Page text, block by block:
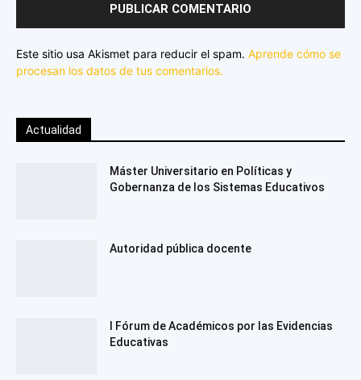
Este sitio usa Akismet para reducir el spam. Aprende cómo se
procesan los datos de tus comentarios.
Actualidad
Máster Universitario en Políticas y
Gobernanza de los Sistemas Educativos
Autoridad pública docente
I Fórum de Académicos por las Evidencias
Educativas